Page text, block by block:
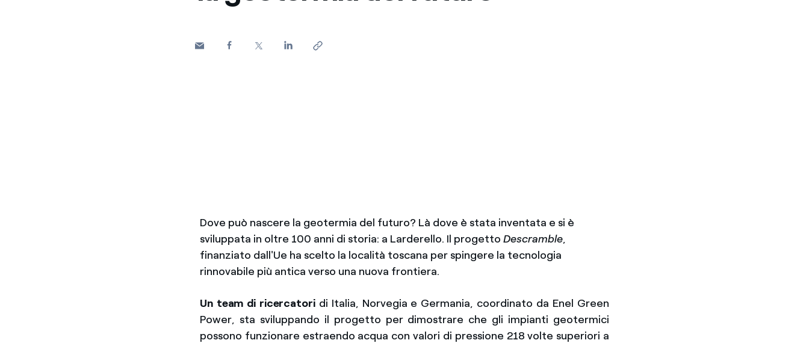
Dove può nascere la geotermia del futuro? Là dove è stata inventata e si è
sviluppata in oltre 100 anni di storia: a Larderello. Il progettoDescramble,
finanziato dall'Ue ha scelto la località toscana per spingere la tecnologia
rinnovabile più antica verso una nuova frontiera.
Un team di ricercatoridi Italia, Norvegia e Germania, coordinato da Enel Green
Power, sta sviluppando il progetto per dimostrare che gli impianti geotermici
possono funzionare estraendo acqua con valori di pressione 218 volte superiori a